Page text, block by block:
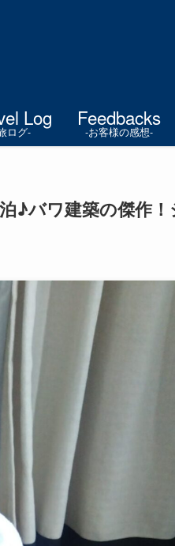
Log
ログ-
Feedbacks
-お客様の感想-
♪バワ建築の傑作！